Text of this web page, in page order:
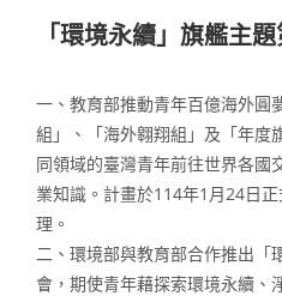
「環境永續」旗艦主
一、教育部推動青年百億海外圓
組」、「海外翱翔組」及「年度
同領域的臺灣青年前往世界各國
業知識。計畫於114年1月24日
理。
二、環境部與教育部合作推出「
會，期使青年藉探索環境永續、